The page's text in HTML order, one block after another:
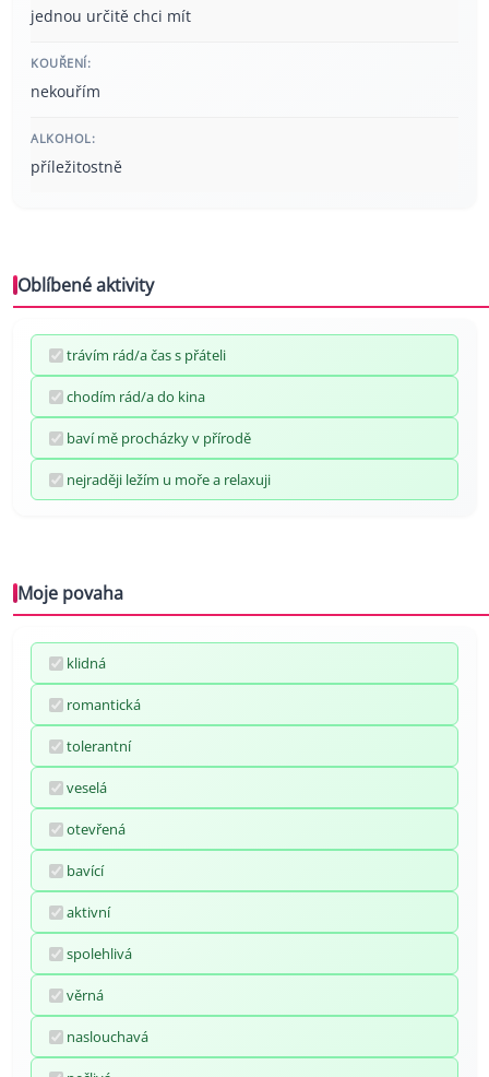
jednou určitě chci mít
KOUŘENÍ:
nekouřím
ALKOHOL:
příležitostně
Oblíbené aktivity
trávím rád/a čas s přáteli
chodím rád/a do kina
baví mě procházky v přírodě
nejraději ležím u moře a relaxuji
Moje povaha
klidná
romantická
tolerantní
veselá
otevřená
bavící
aktivní
spolehlivá
věrná
naslouchavá